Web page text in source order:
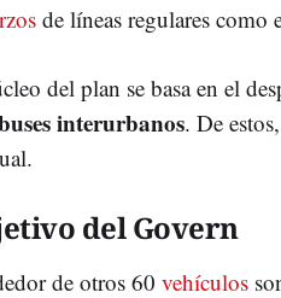
de líneas regulares como
del plan se basa en el
interurbanos. De
del Govern
de otros 60 vehículos